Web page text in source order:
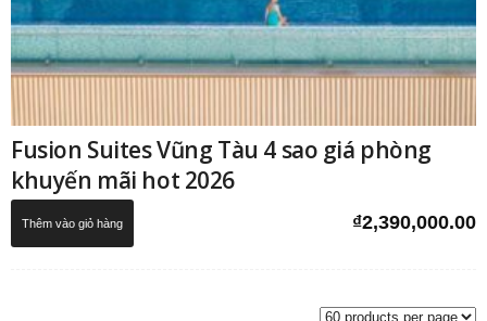
Fusion Suites Vũng Tàu 4 sao giá phòng
khuyến mãi hot 2026
₫2,390,000.00
Thêm vào giỏ hàng